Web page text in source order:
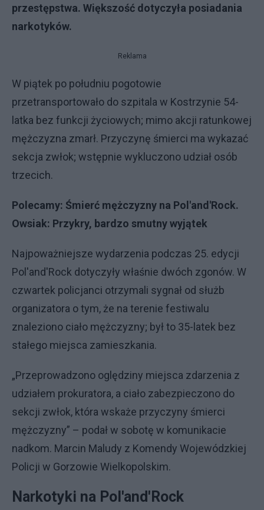
przestępstwa. Większość dotyczyła posiadania
narkotyków.
Reklama
W piątek po południu pogotowie
przetransportowało do szpitala w Kostrzynie 54-
latka bez funkcji życiowych; mimo akcji ratunkowej
mężczyzna zmarł. Przyczynę śmierci ma wykazać
sekcja zwłok; wstępnie wykluczono udział osób
trzecich.
Polecamy: Śmierć mężczyzny na Pol'and'Rock.
Owsiak: Przykry, bardzo smutny wyjątek
Najpoważniejsze wydarzenia podczas 25. edycji
Pol'and'Rock dotyczyły właśnie dwóch zgonów. W
czwartek policjanci otrzymali sygnał od służb
organizatora o tym, że na terenie festiwalu
znaleziono ciało mężczyzny; był to 35-latek bez
stałego miejsca zamieszkania.
„Przeprowadzono oględziny miejsca zdarzenia z
udziałem prokuratora, a ciało zabezpieczono do
sekcji zwłok, która wskaże przyczyny śmierci
mężczyzny” – podał w sobotę w komunikacie
nadkom. Marcin Maludy z Komendy Wojewódzkiej
Policji w Gorzowie Wielkopolskim.
Narkotyki na Pol'and'Rock